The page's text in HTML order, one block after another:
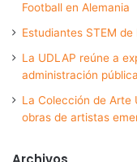
Football en Alemania
Estudiantes STEM
La UDLAP reúne a
administración
La Colección de Arte
obras de artistas